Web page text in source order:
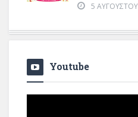
5
Youtube